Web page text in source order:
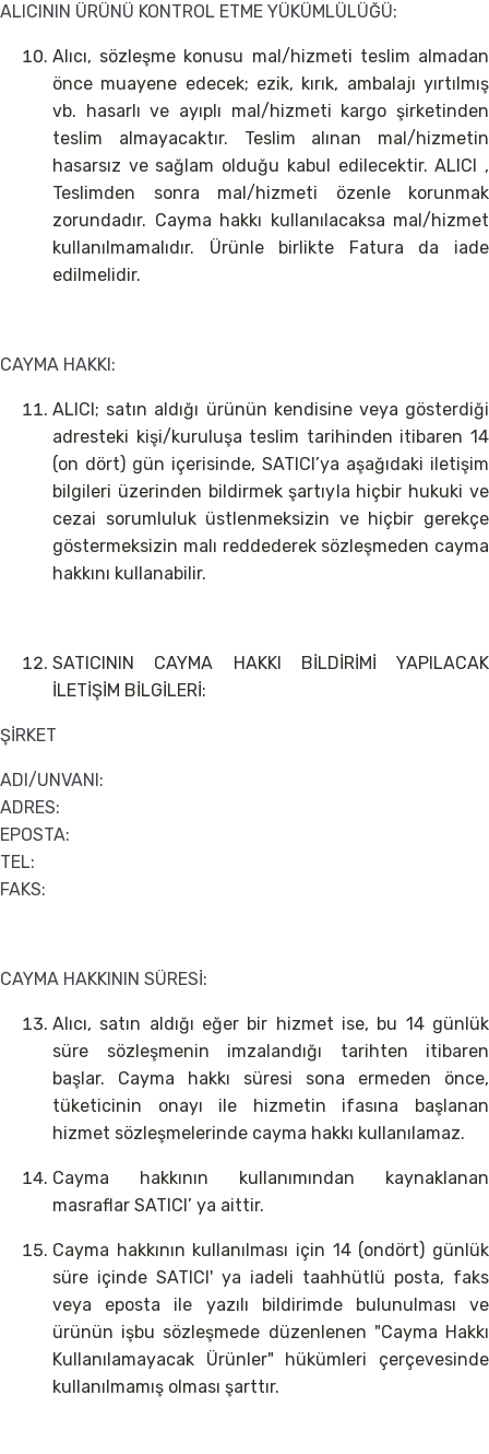
ALICININ ÜRÜNÜ KONTROL ETME YÜKÜMLÜLÜĞÜ:
Alıcı, sözleşme konusu mal/hizmeti teslim almadan
önce muayene edecek; ezik, kırık, ambalajı yırtılmış
vb. hasarlı ve ayıplı mal/hizmeti kargo şirketinden
teslim almayacaktır. Teslim alınan mal/hizmetin
hasarsız ve sağlam olduğu kabul edilecektir. ALICI ,
Teslimden sonra mal/hizmeti özenle korunmak
zorundadır. Cayma hakkı kullanılacaksa mal/hizmet
kullanılmamalıdır. Ürünle birlikte Fatura da iade
edilmelidir.
CAYMA HAKKI:
ALICI; satın aldığı ürünün kendisine veya gösterdiği
adresteki kişi/kuruluşa teslim tarihinden itibaren 14
(on dört) gün içerisinde, SATICI’ya aşağıdaki iletişim
bilgileri üzerinden bildirmek şartıyla hiçbir hukuki ve
cezai sorumluluk üstlenmeksizin ve hiçbir gerekçe
göstermeksizin malı reddederek sözleşmeden cayma
hakkını kullanabilir.
SATICININ CAYMA HAKKI BİLDİRİMİ YAPILACAK
İLETİŞİM BİLGİLERİ:
ŞİRKET
ADI/UNVANI:
ADRES:
EPOSTA:
TEL:
FAKS:
CAYMA HAKKININ SÜRESİ:
Alıcı, satın aldığı eğer bir hizmet ise, bu 14 günlük
süre sözleşmenin imzalandığı tarihten itibaren
başlar. Cayma hakkı süresi sona ermeden önce,
tüketicinin onayı ile hizmetin ifasına başlanan
hizmet sözleşmelerinde cayma hakkı kullanılamaz.
Cayma hakkının kullanımından kaynaklanan
masraflar SATICI’ ya aittir.
Cayma hakkının kullanılması için 14 (ondört) günlük
süre içinde SATICI' ya iadeli taahhütlü posta, faks
veya eposta ile yazılı bildirimde bulunulması ve
ürünün işbu sözleşmede düzenlenen "Cayma Hakkı
Kullanılamayacak Ürünler" hükümleri çerçevesinde
kullanılmamış olması şarttır.